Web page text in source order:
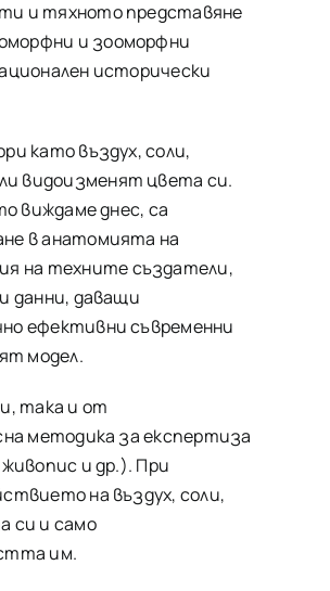
и тяхното представяне
и зооморфни
исторически
като въздух, соли,
видоизменят цвета си.
виждаме днес, са
в анатомията на
на техните създатели,
данни, даващи
ефективни съвременни
модел.
така и от
методика за експертиза
и др.). При
на въздух, соли,
си и само
им.